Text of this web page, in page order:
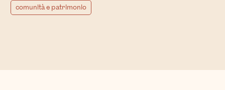
comunità e patrimonio